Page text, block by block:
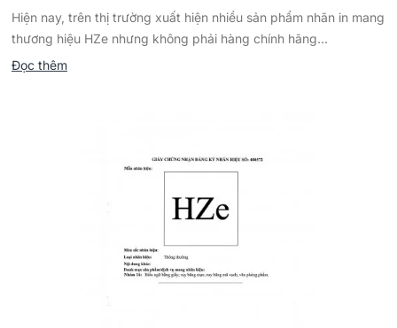
Hiện nay, trên thị trường xuất hiện nhiều sản phẩm nhãn in mang
thương hiệu HZe nhưng không phải hàng chính hãng...
Đọc thêm